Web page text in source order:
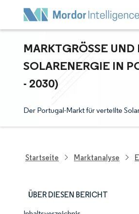
MARKTGRÖSSE UND
OLARENERGIE IN
2030)
Der Portugal-Markt für verteilte
Startseite Marktanalyse
ÜBER DIESEN BERICHT